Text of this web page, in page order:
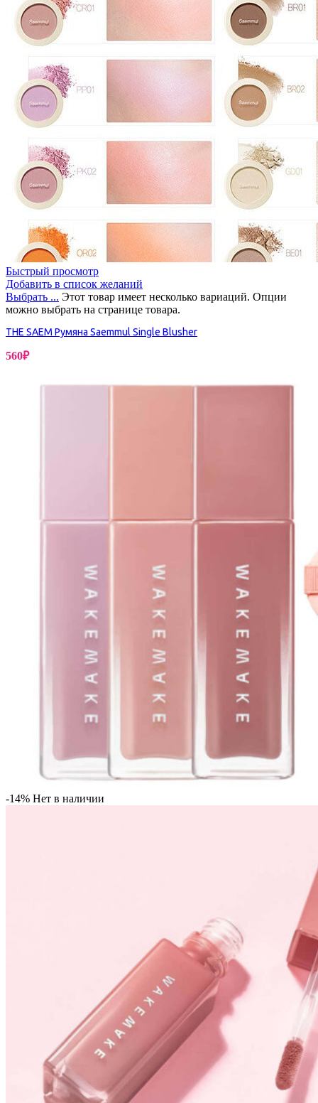
Быстрый просмотр
Добавить в список желаний
Выбрать ... Этот товар имеет несколько вариаций. Опции
можно выбрать на странице товара.
THE SAEM Румяна Saemmul Single Blusher
560₽
-14% Нет в наличии